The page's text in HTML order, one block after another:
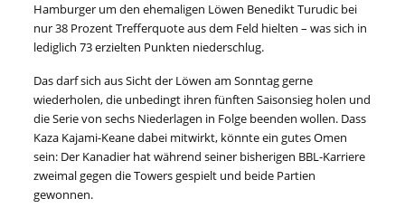
Hamburger um den ehemaligen Löwen Benedikt Turudic bei
nur 38 Prozent Trefferquote aus dem Feld hielten – was sich in
lediglich 73 erzielten Punkten niederschlug.
Das darf sich aus Sicht der Löwen am Sonntag gerne
wiederholen, die unbedingt ihren fünften Saisonsieg holen und
die Serie von sechs Niederlagen in Folge beenden wollen. Dass
Kaza Kajami-Keane dabei mitwirkt, könnte ein gutes Omen
sein: Der Kanadier hat während seiner bisherigen BBL-Karriere
zweimal gegen die Towers gespielt und beide Partien
gewonnen.